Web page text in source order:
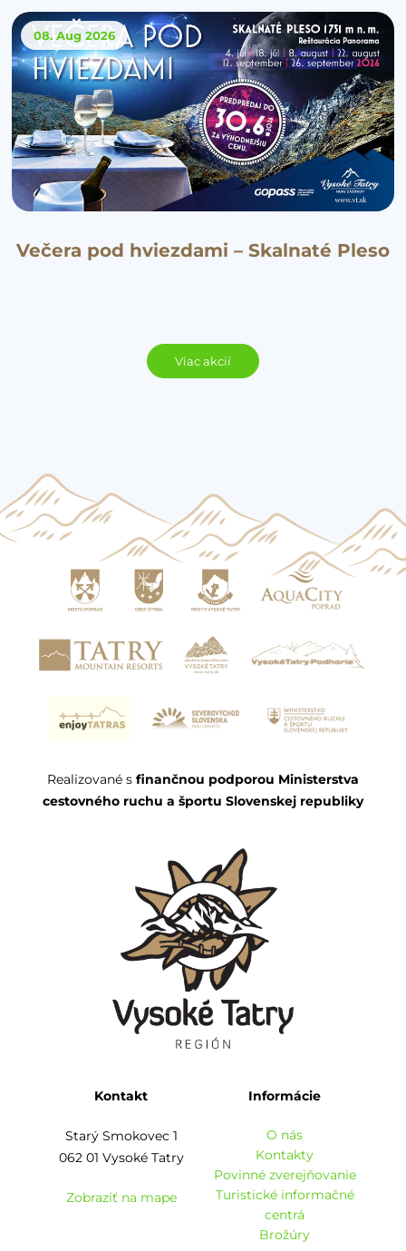
08. Aug 2026
Večera pod hviezdami – Skalnaté Pleso
Viac akcií
Realizované s finančnou podporou Ministerstva
cestovného ruchu a športu Slovenskej republiky
Kontakt
Starý Smokovec 1
062 01 Vysoké Tatry
Zobraziť na mape
Informácie
O nás
Kontakty
Povinné zverejňovanie
Turistické informačné
centrá
Brožúry